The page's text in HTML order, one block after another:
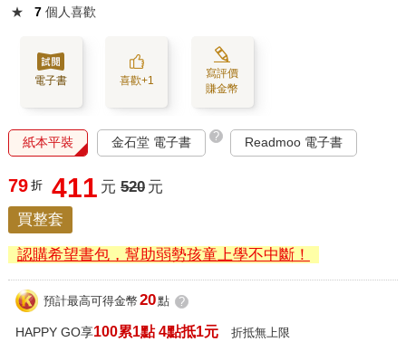
★
7 個人喜歡
電子書 喜歡+1
寫評價
賺金幣
紙本平裝 金石堂 電子書 ? Readmoo 電子書
79 折 411 元 520 元
買整套
認購希望書包，幫助弱勢孩童上學不中斷！
預計最高可得金幣 20點 ?
HAPPY GO享100累1點 4點抵1元 折抵無上限